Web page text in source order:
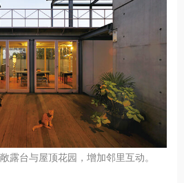
露台与屋顶花园，增加邻里互动。